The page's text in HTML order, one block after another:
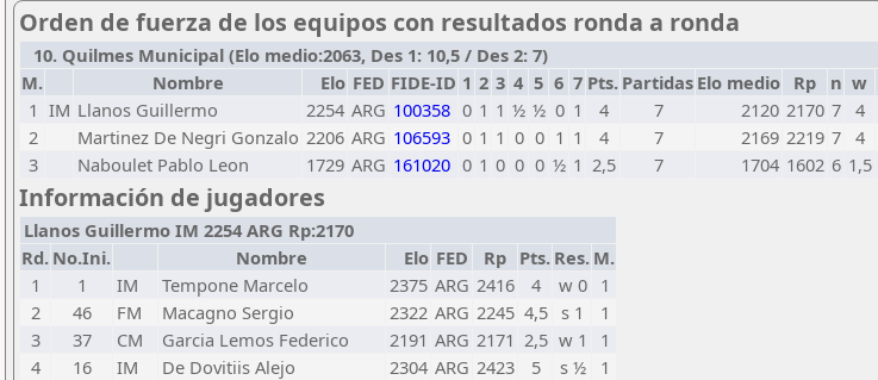
Orden de fuerza de los equipos con resultados ronda a ronda
10. Quilmes Municipal (Elo medio:2063, Des 1: 10,5 / Des 2: 7)
M.
Nombre Elo FED FIDE-ID 1 2 3 4 5 6 7 Pts. Partidas Elo medio Rp n w
1 IM Llanos Guillermo 2254 ARG 100358 0 1 1 ½ ½ 0 1 4 7 2120 2170 7 4
2
Martinez De Negri Gonzalo 2206 ARG 106593 0 1 1 0 0 1 1 4 7 2169 2219 7 4
3
Naboulet Pablo Leon 1729 ARG 161020 0 1 0 0 0 ½ 1 2,5 7 1704 1602 6 1,5
Información de jugadores
Llanos Guillermo IM 2254 ARG Rp:2170
Rd. No.Ini. Nombre Elo FED Rp Pts. Res. M.
1
1 IM Tempone Marcelo 2375 ARG 2416 4 w 0
1
2
46 FM Macagno Sergio 2322 ARG 2245 4,5 s 1
1
3
37 CM Garcia Lemos Federico 2191 ARG 2171 2,5 w 1
1
4
16 IM De Dovitiis Alejo 2304 ARG 2423 5 s ½
1